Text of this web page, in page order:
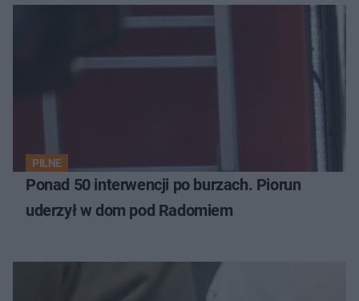
PILNE
Ponad 50 interwencji po burzach. Piorun
uderzył w dom pod Radomiem